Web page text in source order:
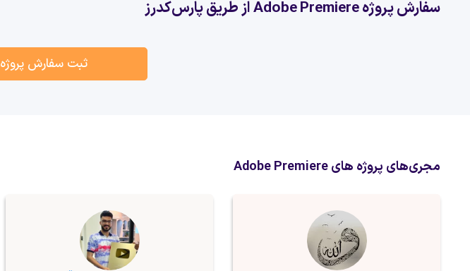
سفارش پروژه Adobe Premiere از طریق پارس‌کدرز
ثبت سفارش پروژه Adobe Premiere
مجری‌های پروژه های Adobe Premiere